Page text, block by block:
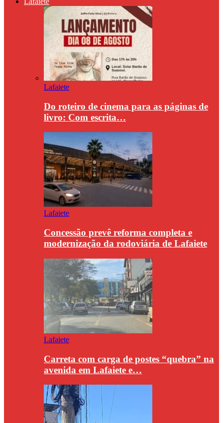
Lafaiete
Do roteiro de cinema para as páginas de
livro: Com escrita…
Lafaiete
Concessão prevê reforma completa e
modernização da rodoviária de Lafaiete
Lafaiete
Carreta com carga de postes “quebra” na
avenida em Lafaiete e…